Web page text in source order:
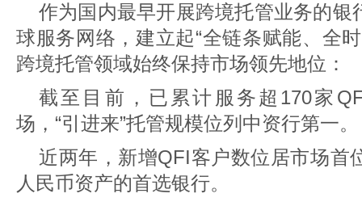
作为国内最早开展跨境托管业务的银
球服务网络，建立起“全链条赋能、全
跨境托管领域始终保持市场领先地位：
截至目前，已累计服务超170家
场，“引进来”托管规模位列中资行第一。
近两年，新增QFI客户数位居市场首
人民币资产的首选银行。